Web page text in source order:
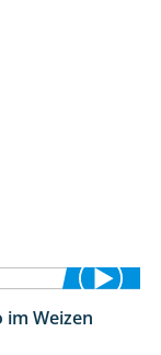
1:06
im Weizen